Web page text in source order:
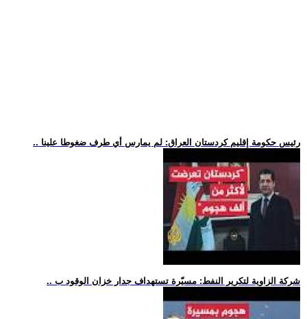
.. رئيس حكومة إقليم كردستان العراق: لم يمارس أي طرف ضغوطا علينا
.. شركة الزاوية لتكرير النفط: مسيّرة تستهداف جدار خزان الوقود ب